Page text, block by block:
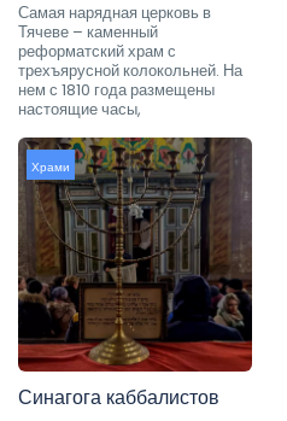
Самая нарядная церковь в
Тячеве – каменный
реформатский храм с
трехъярусной колокольней. На
нем с 1810 года размещены
настоящие часы,
Храми
Синагога каббалистов